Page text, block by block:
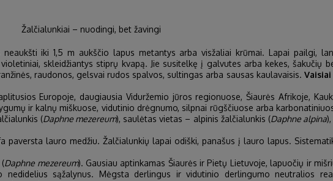
Žalčialunkiai – nuodingi, bet žavingi
neaukšti iki 1,5 m aukščio lapus metantys arba visžaliai krūmai. Lapai pailgi,
skleidžiantys stiprų kvapą. Jie susitelkę į galvutes arba kekes, šakučių
raudonos, gelsvai rudos spalvos, sultingas arba sausas kaulavaisis.
Europoje, daugiausia Viduržemio jūros regionuose, Šiaurės Afrikoje,
ir kalnų miškuose, vidutinio drėgnumo, silpnai rūgščiuose arba
(Daphne mezereum), saulėtas vietas – alpinis žalčialunkis (Daphne alpina
paversta lauro medžiu. Žalčialunkių lapai odiški, panašus į lauro lapus.
Daphne mezereum). Gausiau aptinkamas Šiaurės ir Pietų Lietuvoje, lapuočių ir
sąžalynus. Mėgsta derlingus ir vidutinio derlingumo neutralios